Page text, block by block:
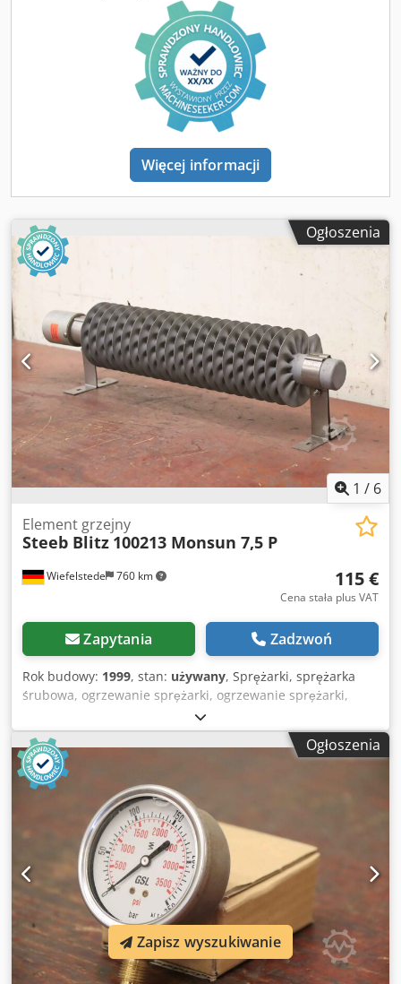
Więcej informacji
Ogłoszenia
1 / 6
Wiefelstede 760 km
Element grzejny
Steeb Blitz 100213 Monsun 7,5 P
115 €
Cena stała plus VAT
Zapytania Zadzwoń
Rok budowy: 1999, stan: używany, Sprężarki, sprężarka
śrubowa, ogrzewanie sprężarki, ogrzewanie sprężarki,
grzałka rurowa żebrowana, grzałka rurowa żebrowana,
grzałka rurowa żebrowana, grzałka rurowa żebrowana -
monitor mrozu Dsdpou Rv Taofx Abljck -Producent: Helios,
grzałka lamelowa sprężarki śrubowej Blitz typ Monsun 7.5
P .: 06010021 -Zasilanie: 230 V / 1000 Watt -Wymiary:
560/110/H160 mm -Waga: 3,3 kg
Ogłoszenia
Zapisz wyszukiwanie